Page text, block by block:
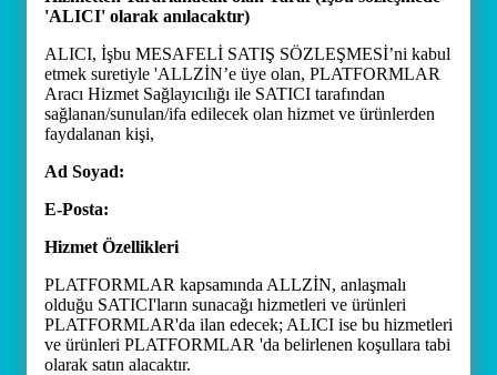
'ALICI' olarak anılacaktır)
ALICI, İşbu MESAFELİ SATIŞ SÖZLEŞMESİ’ni kabul
etmek suretiyle 'ALLZİN’e üye olan, PLATFORMLAR
Aracı Hizmet Sağlayıcılığı ile SATICI tarafından
sağlanan/sunulan/ifa edilecek olan hizmet ve ürünlerden
faydalanan kişi,
Ad Soyad:
E-Posta:
Hizmet Özellikleri
PLATFORMLAR kapsamında ALLZİN, anlaşmalı
olduğu SATICI'ların sunacağı hizmetleri ve ürünleri
PLATFORMLAR'da ilan edecek; ALICI ise bu hizmetleri
ve ürünleri PLATFORMLAR 'da belirlenen koşullara tabi
olarak satın alacaktır.